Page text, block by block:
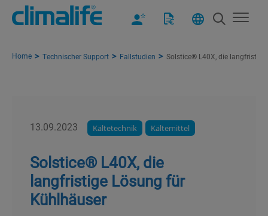
Home Technischer Support Fallstudien Solstice® L40X, die
13.09.2023 Kältetechnik Kältemittel
Solstice® L40X, die
langfristige Lösung für
Kühlhäuser